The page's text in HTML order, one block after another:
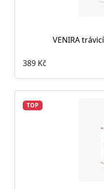
VENIRA
389 Kč
TOP